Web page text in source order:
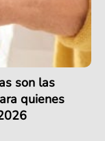
son las
quienes